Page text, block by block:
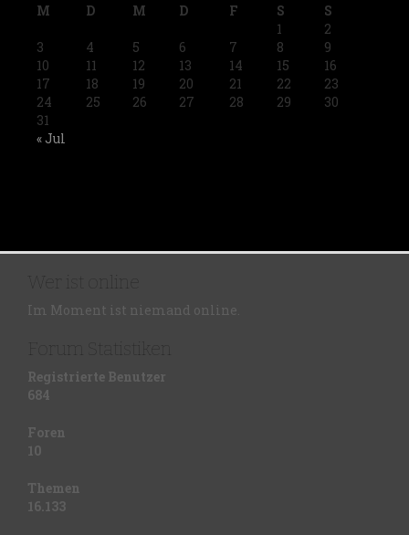
M
D M D F S S
« Jul
1
2
3
4 5 6 7 8
9
10
11 12 13 14 15
16
17
18 19 20 21 22
23
24
25 26 27 28 29
30
31
Wer ist online
Im Moment ist niemand online.
Forum Statistiken
Registrierte Benutzer
684
Foren
10
Themen
16.133